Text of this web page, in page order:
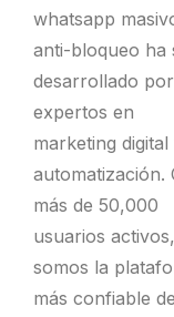
whatsapp
anti-bloqueo ha
desarrollado por
expertos en
marketing digital
automatización.
más de 50,000
usuarios activos,
somos la
más confiable